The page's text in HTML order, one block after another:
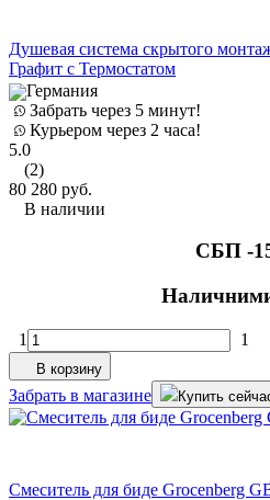
Душевая система скрытого
Графит с Термостатом
Германия
Забрать через 5 минут!
Курьером через 2 часа!
5.0
(2)
80 280 руб.
В наличии
СБП -
1 1
В корзину
Забрать в магазине Купить
Смеситель для биде Grocenberg